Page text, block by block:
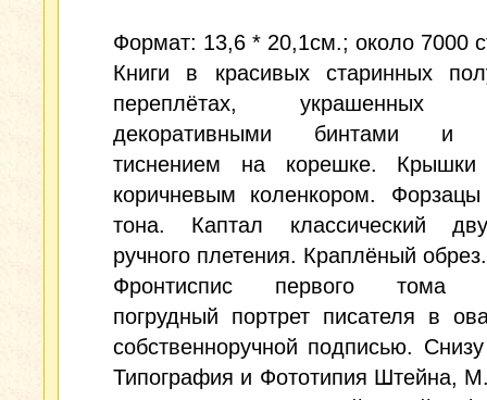
Формат: 13,6 * 20,1см.; около 7000
Книги в красивых старинных
переплётах, украшенных
декоративными бинтами и
тиснением на корешке. Крышки
коричневым коленкором. Форзацы
тона. Каптал классический
ручного плетения. Краплёный обрез.
Фронтиспис первого тома
погрудный портрет писателя в
собственноручной подписью.
Типография и Фототипия Штейна,